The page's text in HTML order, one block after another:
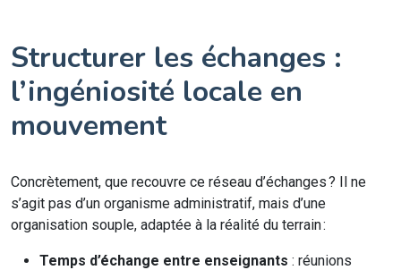
Structurer les échanges :
l’ingéniosité locale en
mouvement
Concrètement, que recouvre ce réseau d’échanges ? Il ne
s’agit pas d’un organisme administratif, mais d’une
organisation souple, adaptée à la réalité du terrain :
Temps d’échange entre enseignants : réunions